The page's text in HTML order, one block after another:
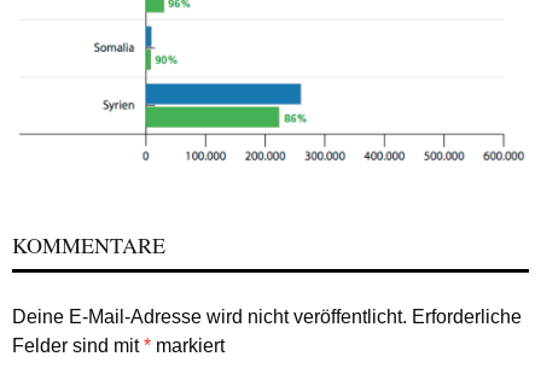
KOMMENTARE
Deine E-Mail-Adresse wird nicht veröffentlicht. Erforderliche
Felder sind mit* markiert